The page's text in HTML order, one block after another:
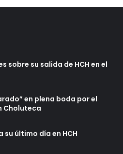
sobre su salida de HCH en el
en plena boda por el
Choluteca
su último día en HCH